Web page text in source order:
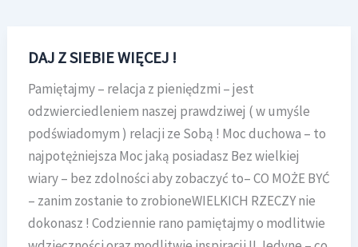
DAJ Z SIEBIE WIĘCEJ !
Pamiętajmy – relacja z pieniędzmi – jest
odzwierciedleniem naszej prawdziwej ( w umyśle
podświadomym ) relacji ze Sobą ! Moc duchowa – to
najpotężniejsza Moc jaką posiadasz Bez wielkiej
wiary – bez zdolności aby zobaczyć to– CO MOŻE BYĆ
– zanim zostanie to zrobioneWIELKICH RZECZY nie
dokonasz ! Codziennie rano pamiętajmy o modlitwie